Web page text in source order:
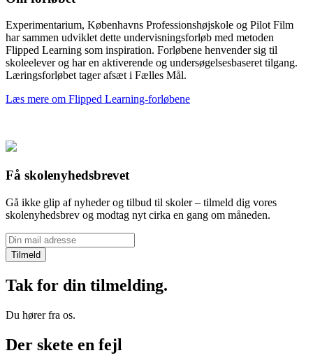
Experimentarium, Københavns Professionshøjskole og Pilot Film
har sammen udviklet dette undervisningsforløb med metoden
Flipped Learning som inspiration. Forløbene henvender sig til
skoleelever og har en aktiverende og undersøgelsesbaseret tilgang.
Læringsforløbet tager afsæt i Fælles Mål.
Læs mere om Flipped Learning-forløbene
Få skolenyhedsbrevet
Gå ikke glip af nyheder og tilbud til skoler – tilmeld dig vores
skolenyhedsbrev og modtag nyt cirka en gang om måneden.
Tak for din tilmelding.
Du hører fra os.
Der skete en fejl